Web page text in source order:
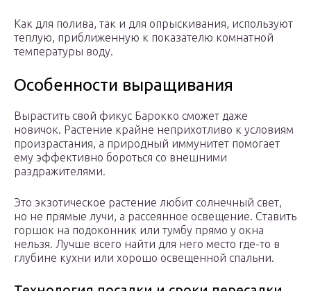
Как для полива, так и для опрыскивания, используют
теплую, приближенную к показателю комнатной
температуры воду.
Особенности выращивания
Вырастить свой фикус Барокко сможет даже
новичок. Растение крайне неприхотливо к условиям
произрастания, а природный иммунитет помогает
ему эффективно бороться со внешними
раздражителями.
Это экзотическое растение любит солнечный свет,
но не прямые лучи, а рассеянное освещение. Ставить
горшок на подоконник или тумбу прямо у окна
нельзя. Лучше всего найти для него место где-то в
глубине кухни или хорошо освещенной спальни.